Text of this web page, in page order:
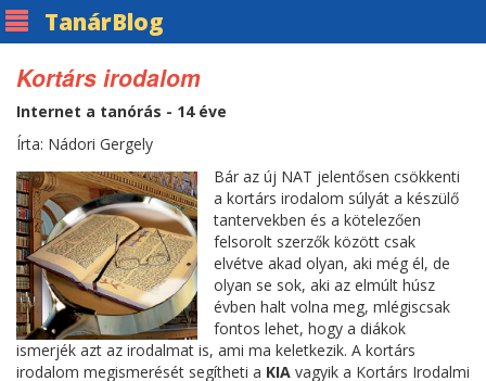
TanárBlog
Kortárs irodalom
Internet a tanórás - 14 éve
Írta: Nádori Gergely
Bár az új NAT jelentősen csökkenti
a kortárs irodalom súlyát a készülő
tantervekben és a kötelezően
felsorolt szerzők között csak
elvétve akad olyan, aki még él, de
olyan se sok, aki az elmúlt húsz
évben halt volna meg, mlégiscsak
fontos lehet, hogy a diákok
ismerjék azt az irodalmat is, ami ma keletkezik. A kortárs
irodalom megismerését segítheti a KIA vagyik a Kortárs Irodalmi